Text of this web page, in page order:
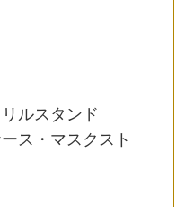
ルスタンド
ス・マスクスト